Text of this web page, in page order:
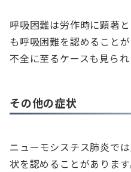
呼吸困難は労作時に顕著
も呼吸困難を認めること
不全に至るケースも見られ
その他の症状
ニューモシスチス肺炎で
状を認めることがあります